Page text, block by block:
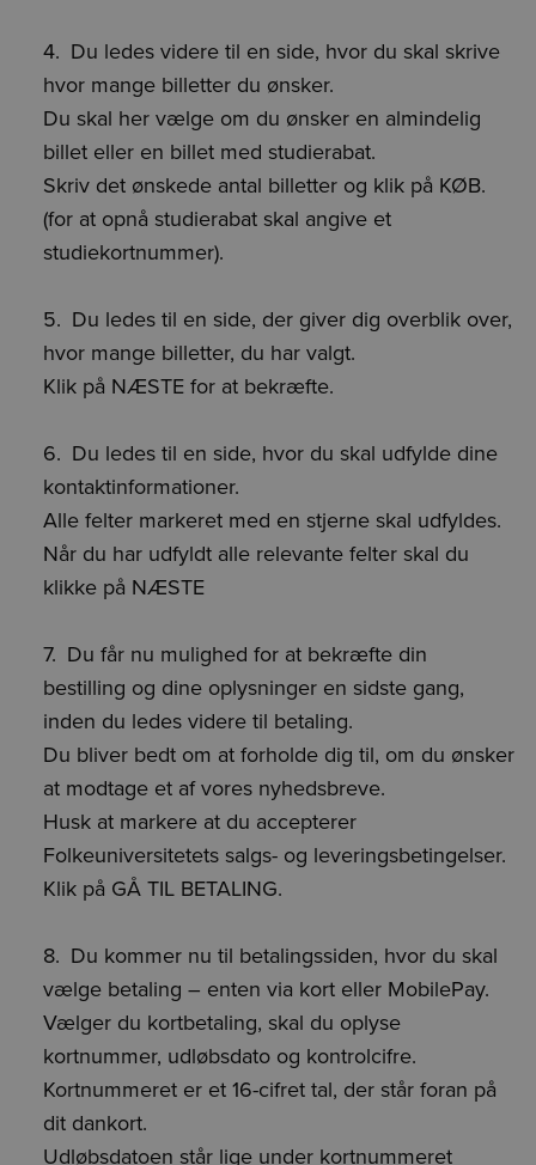
Du ledes videre til en side, hvor du skal skrive
hvor mange billetter du ønsker.
Du skal her vælge om du ønsker en almindelig
billet eller en billet med studierabat.
Skriv det ønskede antal billetter og klik på KØB.
(for at opnå studierabat skal angive et
studiekortnummer).
Du ledes til en side, der giver dig overblik over,
hvor mange billetter, du har valgt.
Klik på NÆSTE for at bekræfte.
Du ledes til en side, hvor du skal udfylde dine
kontaktinformationer.
Alle felter markeret med en stjerne skal udfyldes.
Når du har udfyldt alle relevante felter skal du
klikke på NÆSTE
Du får nu mulighed for at bekræfte din
bestilling og dine oplysninger en sidste gang,
inden du ledes videre til betaling.
Du bliver bedt om at forholde dig til, om du ønsker
at modtage et af vores nyhedsbreve.
Husk at markere at du accepterer
Folkeuniversitetets salgs- og leveringsbetingelser.
Klik på GÅ TIL BETALING.
Du kommer nu til betalingssiden, hvor du skal
vælge betaling – enten via kort eller MobilePay.
Vælger du kortbetaling, skal du oplyse
kortnummer, udløbsdato og kontrolcifre.
Kortnummeret er et 16-cifret tal, der står foran på
dit dankort.
Udløbsdatoen står lige under kortnummeret